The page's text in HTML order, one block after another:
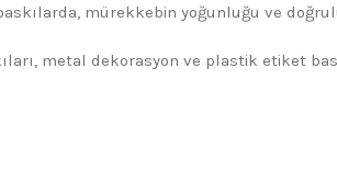
mürekkebin yoğunluğu ve
metal dekorasyon ve plastik etiket